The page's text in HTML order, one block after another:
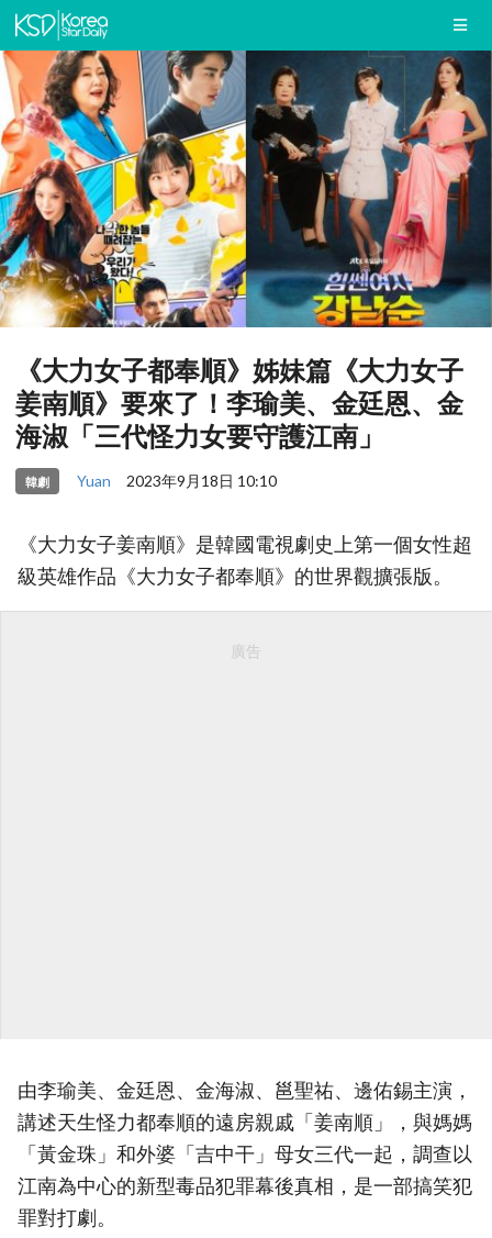
《大力女子都奉順》姊妹篇《大力女子
姜南順》要來了！李瑜美、金廷恩、金
海淑「三代怪力女要守護江南」
韓劇 Yuan 2023年9月18日 10:10
《大力女子姜南順》是韓國電視劇史上第一個女性超
級英雄作品《大力女子都奉順》的世界觀擴張版。
廣告
由李瑜美、金廷恩、金海淑、邕聖祐、邊佑錫主演，
講述天生怪力都奉順的遠房親戚「姜南順」，與媽媽
「黃金珠」和外婆「吉中干」母女三代一起，調查以
江南為中心的新型毒品犯罪幕後真相，是一部搞笑犯
罪對打劇。